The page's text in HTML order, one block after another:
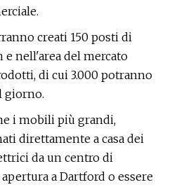
creati 150 posti di
nell'area del mercato
di cui 3.000 potranno
giorno.
i mobili più grandi,
direttamente a casa dei
da un centro di
a Dartford o essere